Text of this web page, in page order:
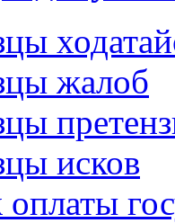
жалоб
исков
оплаты